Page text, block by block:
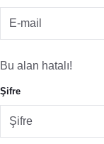
Bu alan hatalı!
Şifre